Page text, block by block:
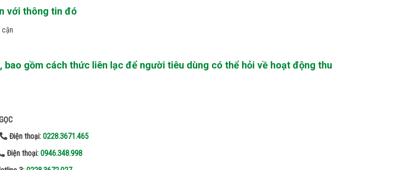
với thông tin đó
gồm cách thức liên lạc để người tiêu dùng có thể hỏi về hoạt động thu
Điện thoại: 0228.3671.465
Điện thoại: 0946.348.998